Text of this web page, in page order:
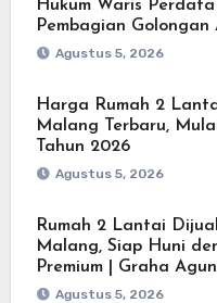
Hukum Waris
Pembagian Golongan
Agustus 5, 2026
Harga Rumah 2
Malang Terbaru,
Tahun 2026
Agustus 5, 2026
Rumah 2 Lantai
Malang, Siap Huni
Premium | Graha
Agustus 5, 2026